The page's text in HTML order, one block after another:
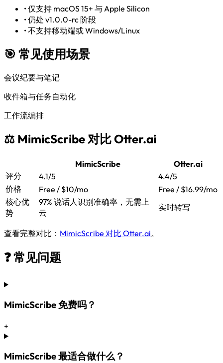
•仅支持 macOS 15+ 与 Apple Silicon
•仍处 v1.0.0-rc 阶段
•不支持移动端或 Windows/Linux
🎯 常见使用场景
会议纪要与笔记
收件箱与任务自动化
工作流编排
⚖️ MimicScribe 对比 Otter.ai
MimicScribe
Otter.ai
评分
4.1/5
4.4/5
价格
Free / $10/mo
Free / $16.99/mo
核心优
势
97% 说话人识别准确率，无需上
云
实时转写
查看完整对比： MimicScribe 对比 Otter.ai。
❓ 常见问题
MimicScribe 免费吗？
+
MimicScribe 最适合做什么？